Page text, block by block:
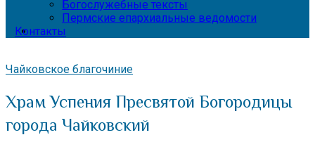
Богослужебные тексты
Пермские епархиальные ведомости
Контакты
Чайковское благочиние
Храм Успения Пресвятой Богородицы
города Чайковский